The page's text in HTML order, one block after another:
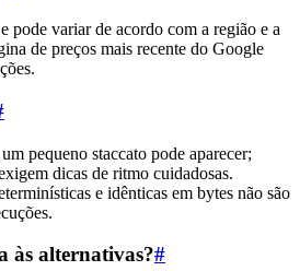
pode variar de acordo com a região e a
de preços mais recente do Google
pequeno staccato pode aparecer;
dicas de ritmo cuidadosas.
e idênticas em bytes não são
às alternativas?#